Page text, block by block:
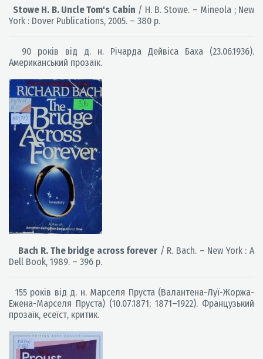
Stowe H. B. Uncle Tom's Cabin / H. B. Stowe. – Mineola ; New
York : Dover Publications, 2005. – 380 p.
90 років від д. н. Річарда Дейвіса Баха (23.06.1936).
Американський прозаїк.
Bach R. The bridge across forever / R. Bach. – New York : A
Dell Book, 1989. – 396 p.
155 років від д. н. Марселя Пруста (Валантена-Луї-Жоржа-
Ежена-Марселя Пруста) (10.07.1871; 1871–1922). Французький
прозаїк, есеїст, критик.